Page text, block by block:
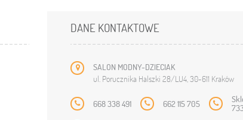
DANE KONTAKTOWE
SALON MODNY-DZIECIAK
ul. Porucznika Halszki 28/LU4, 30-611 Kraków
668 338 491 662 115 705